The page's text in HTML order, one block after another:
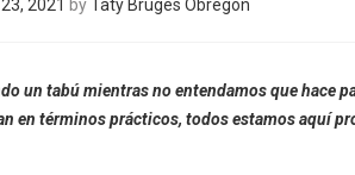
2021 byTaty Brugés Obregón
un tabú mientras no entendamos que hace
en términos prácticos, todos estamos aquí